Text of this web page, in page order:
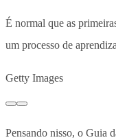
É normal que as
um processo de
Getty Images
Pensando nisso, o Guia